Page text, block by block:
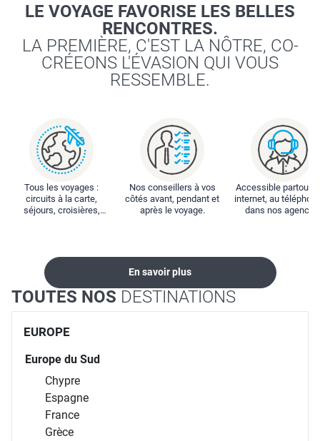
LE VOYAGE FAVORISE LES BELLES
RENCONTRES.
LA PREMIÈRE, C'EST LA NÔTRE, CO-
CRÉEONS L'ÉVASION QUI VOUS
RESSEMBLE.
Tous les voyages :
circuits à la carte,
séjours, croisières,
Nos conseillers à vos
côtés avant, pendant et
après le voyage.
Accessible partout :
internet, au
dans nos
En savoir plus
TOUTES NOS DESTINATIONS
EUROPE
Europe du Sud
Chypre
Espagne
France
Grèce